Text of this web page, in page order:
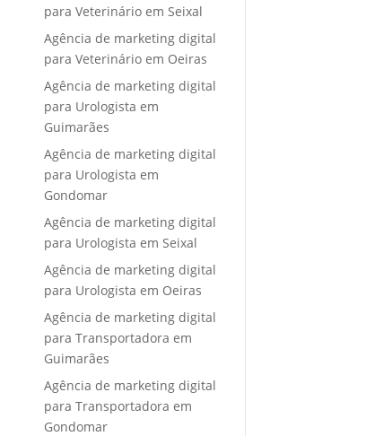
para Veterinário em Seixal
Agência de marketing digital
para Veterinário em Oeiras
Agência de marketing digital
para Urologista em
Guimarães
Agência de marketing digital
para Urologista em
Gondomar
Agência de marketing digital
para Urologista em Seixal
Agência de marketing digital
para Urologista em Oeiras
Agência de marketing digital
para Transportadora em
Guimarães
Agência de marketing digital
para Transportadora em
Gondomar